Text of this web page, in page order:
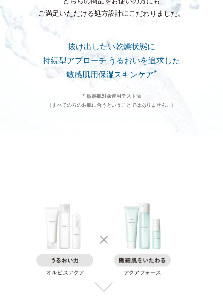
ご満足いただける処方設計にこだわりました。
抜け出したい乾燥状態に
持続型アプローチ うるおいを追求した
敏感肌用保湿スキンケア*
* 敏感肌対象連用テスト済
（すべての方のお肌に合うということではありません。）